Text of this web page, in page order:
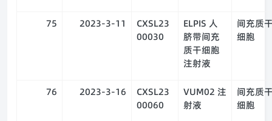
75 2023-3-11
CXSL23
00030
ELPIS 人
脐带间充
质干细胞
注射液
间充质
细胞
76 2023-3-16
CXSL23
00060
VUM02 注
射液
间充质
细胞